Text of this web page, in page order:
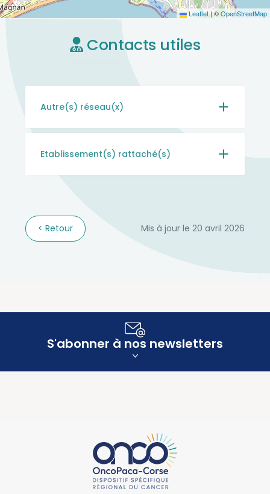
Leaflet|©OpenStreetMap
Contacts utiles
Autre(s) réseau(x)
Etablissement(s) rattaché(s)
Retour Mis à jour le 20 avril 2026
S'abonner à nos newsletters